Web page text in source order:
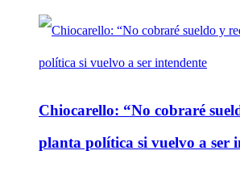
Chiocarello: “No cobraré
planta política si vuelvo a ser